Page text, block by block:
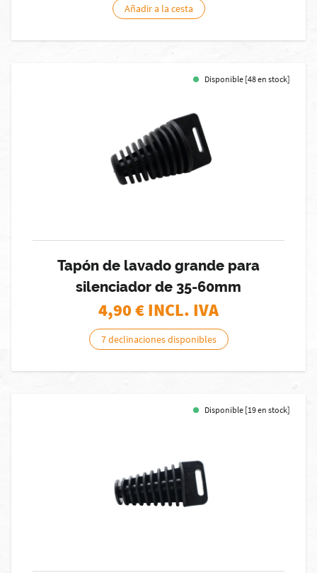
Añadir a la cesta
Disponible [48 en stock]
Tapón de lavado grande para
silenciador de 35-60mm
4,90€ INCL. IVA
7 declinaciones disponibles
Disponible [19 en stock]